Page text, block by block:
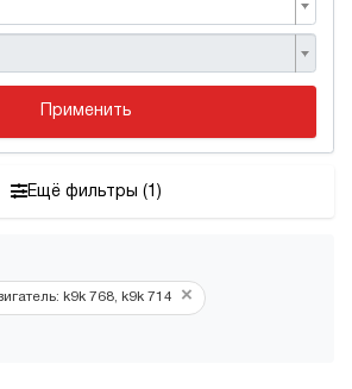
Применить
Ещё фильтры (1)
k9k 768, k9k 714 ×